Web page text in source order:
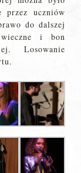
przez uczniów
do dalszej
i bon
Losowanie